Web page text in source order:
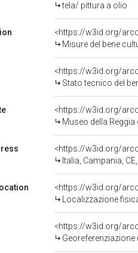
tela/ pittura a olio
<https://w3id.org/
Misure del bene
<https://w3id.org/
Stato tecnico del
<https://w3id.org/
Museo della Reggia
<https://w3id.org/
Italia, Campania,
<https://w3id.org/
Localizzazione
<https://w3id.org/